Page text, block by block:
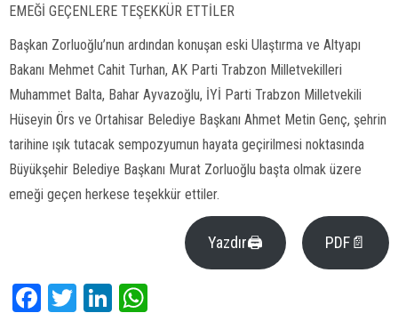
EMEĞİ GEÇENLERE TEŞEKKÜR ETTİLER
Başkan Zorluoğlu’nun ardından konuşan eski Ulaştırma ve Altyapı
Bakanı Mehmet Cahit Turhan, AK Parti Trabzon Milletvekilleri
Muhammet Balta, Bahar Ayvazoğlu, İYİ Parti Trabzon Milletvekili
Hüseyin Örs ve Ortahisar Belediye Başkanı Ahmet Metin Genç, şehrin
tarihine ışık tutacak sempozyumun hayata geçirilmesi noktasında
Büyükşehir Belediye Başkanı Murat Zorluoğlu başta olmak üzere
emeği geçen herkese teşekkür ettiler.
Yazdır🖨 PDF📄
Facebook
TwitterLinkedIn